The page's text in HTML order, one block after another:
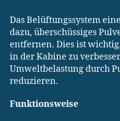
Das Belüftungssystem
dazu, überschüssiges
entfernen. Dies ist
in der Kabine zu
Umweltbelastung durch
reduzieren.
Funktionsweise